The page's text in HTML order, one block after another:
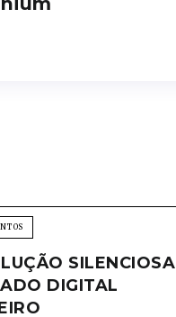
SILENCIOSA
DIGITAL